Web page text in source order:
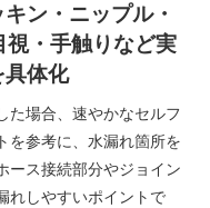
ン・ニップル・
視・手触りなど実
具体化
た場合、速やかなセルフ
を参考に、水漏れ箇所を
ース接続部分やジョイン
れしやすいポイントで